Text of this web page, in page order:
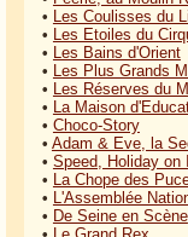
•
Les Coulisses du
•
Les Etoiles du
•
Les Bains d'Orient
•
Les Plus Grands
•
Les Réserves du
•
La Maison
• Choco-Story
• Adam & Eve, la
• Speed, Holiday on
•
La Chope des
•
L'Assemblée
• De Seine en Scène